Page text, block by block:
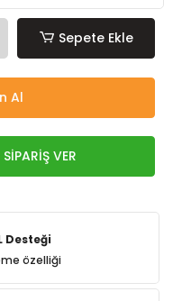
Sepete Ekle
Al
VER
Desteği
özelliği